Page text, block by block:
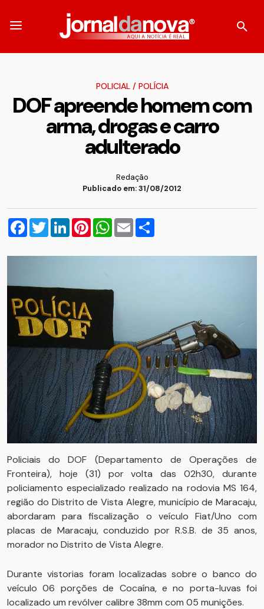
POLICIAL/ POLÍCIA
DOF apreende homem com
arma, drogas e carro
adulterado
Redação
Publicado em: 31/08/2012
Facebook
TwitterLinkedInPinterestWhatsApp
Email
Policiais do DOF (Departamento de Operações de
Fronteira), hoje (31) por volta das 02h30, durante
policiamento especializado realizado na rodovia MS 164,
região do Distrito de Vista Alegre, município de Maracaju,
abordaram para fiscalização o veículo Fiat/Uno com
placas de Maracaju, conduzido por R.S.B. de 35 anos,
morador no Distrito de Vista Alegre.
Durante vistorias foram localizadas sobre o banco do
veículo 06 porções de Cocaína, e no porta-luvas foi
localizado um revólver calibre 38mm com 05 munições.